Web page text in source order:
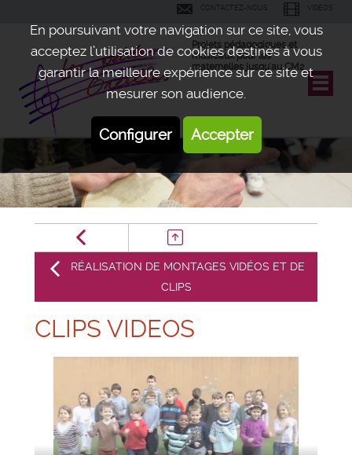
En poursuivant votre navigation sur ce site, vous
acceptez l’utilisation de cookies destinés à vous
garantir la meilleure expérience sur ce site et
mesurer son audience.
Configurer Accepter
CONTACTEZ-NOUS VIDÉOS
Projets pédagogiques et
musicaux pour les
maternelles jusqu'au CM2
RÉALISATION DE MONTAGES VIDÉOS ET DE
CLIPS
CLIPS VIDEOS